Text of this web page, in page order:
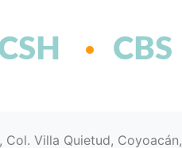
CBS
Col. Villa Quietud, Coyoacán,